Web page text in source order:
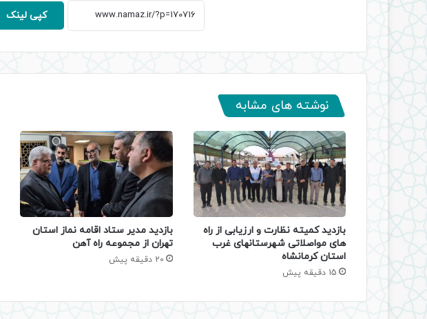
کپی لینک
نوشته های مشابه
بازدید کمیته نظارت و ارزیابی از راه
های مواصلاتی شهرستانهای غرب
استان کرمانشاه
15 دقیقه پیش
بازدید مدیر ستاد اقامه نماز استان
تهران از مجموعه راه آهن
20 دقیقه پیش